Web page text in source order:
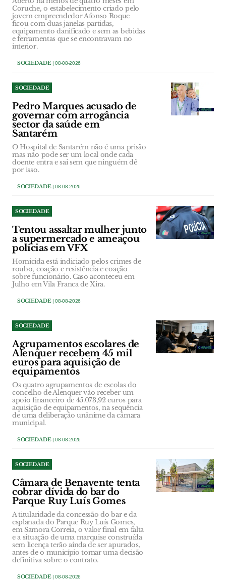
Coruche, o estabelecimento criado pelo
jovem empreendedor Afonso Roque
ficou com duas janelas partidas,
equipamento danificado e sem as bebidas
e ferramentas que se encontravam no
interior.
SOCIEDADE| 08-08-2026
SOCIEDADE
Pedro Marques acusado de
governar com arrogância
sector da saúde em
Santarém
O Hospital de Santarém não é uma prisão
mas não pode ser um local onde cada
doente entra e sai sem que ninguém dê
por isso.
SOCIEDADE| 08-08-2026
SOCIEDADE
Tentou assaltar mulher junto
a supermercado e ameaçou
polícias em VFX
Homicida está indiciado pelos crimes de
roubo, coação e resistência e coação
sobre funcionário. Caso aconteceu em
Julho em Vila Franca de Xira.
SOCIEDADE| 08-08-2026
SOCIEDADE
Agrupamentos escolares de
Alenquer recebem 45 mil
euros para aquisição de
equipamentos
Os quatro agrupamentos de escolas do
concelho de Alenquer vão receber um
apoio financeiro de 45.073,92 euros para
aquisição de equipamentos, na sequência
de uma deliberação unânime da câmara
municipal.
SOCIEDADE| 08-08-2026
SOCIEDADE
Câmara de Benavente tenta
cobrar dívida do bar do
Parque Ruy Luís Gomes
A titularidade da concessão do bar e da
esplanada do Parque Ruy Luís Gomes,
em Samora Correia, o valor final em falta
e a situação de uma marquise construída
sem licença terão ainda de ser apurados,
antes de o município tomar uma decisão
definitiva sobre o contrato.
SOCIEDADE| 08-08-2026